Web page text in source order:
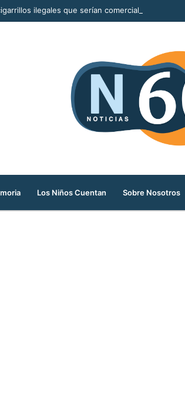
ilegales que serían comercializados
Los Niños Cuentan Sobre Nosotros